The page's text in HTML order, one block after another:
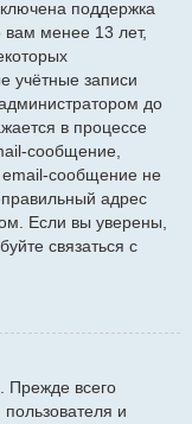
поддержка
вам менее 13 лет,
учётные записи
до
в процессе
сообщение,
email-сообщение не
адрес
Если вы уверены,
связаться с
Прежде всего
и